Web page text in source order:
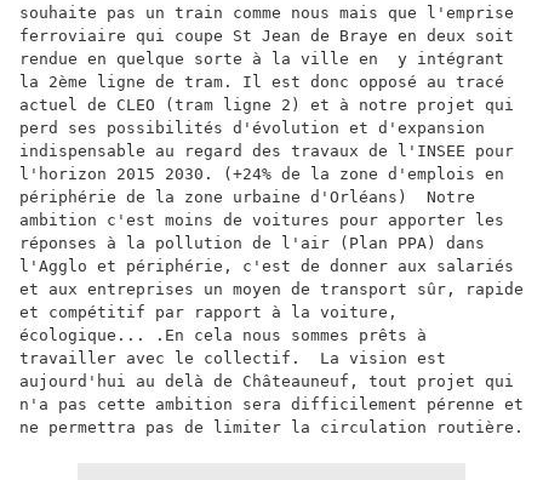
souhaite pas un train comme nous mais que l'emprise
ferroviaire qui coupe St Jean de Braye en deux soit
rendue en quelque sorte à la ville en  y intégrant
la 2ème ligne de tram. Il est donc opposé au tracé
actuel de CLEO (tram ligne 2) et à notre projet qui
perd ses possibilités d'évolution et d'expansion
indispensable au regard des travaux de l'INSEE pour
l'horizon 2015 2030. (+24% de la zone d'emplois en
périphérie de la zone urbaine d'Orléans)  Notre
ambition c'est moins de voitures pour apporter les
réponses à la pollution de l'air (Plan PPA) dans
l'Agglo et périphérie, c'est de donner aux salariés
et aux entreprises un moyen de transport sûr, rapide
et compétitif par rapport à la voiture,
écologique... .En cela nous sommes prêts à
travailler avec le collectif.  La vision est
aujourd'hui au delà de Châteauneuf, tout projet qui
n'a pas cette ambition sera difficilement pérenne et
ne permettra pas de limiter la circulation routière.